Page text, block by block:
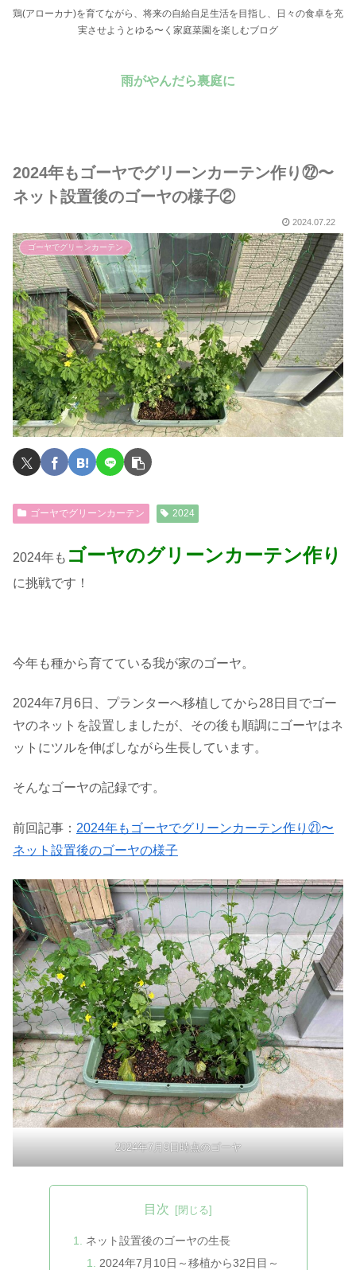
鶏(アローカナ)を育てながら、将来の自給自足生活を目指し、日々の食卓を充
実させようとゆる〜く家庭菜園を楽しむブログ
雨がやんだら裏庭に
2024年もゴーヤでグリーンカーテン作り㉒〜
ネット設置後のゴーヤの様子②
2024.07.22
ゴーヤでグリーンカーテン
ゴーヤでグリーンカーテン 2024
2024年も ゴーヤのグリーンカーテン作り
に挑戦です！
今年も種から育てている我が家のゴーヤ。
2024年7月6日、プランターへ移植してから28日目でゴー
ヤのネットを設置しましたが、その後も順調にゴーヤはネ
ットにツルを伸ばしながら生長しています。
そんなゴーヤの記録です。
前回記事： 2024年もゴーヤでグリーンカーテン作り㉑〜
ネット設置後のゴーヤの様子
2024年7月9日時点のゴーヤ
目次
ネット設置後のゴーヤの生長
2024年7月10日～移植から32日目～